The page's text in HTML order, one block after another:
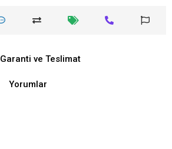
Garanti ve Teslimat
Yorumlar